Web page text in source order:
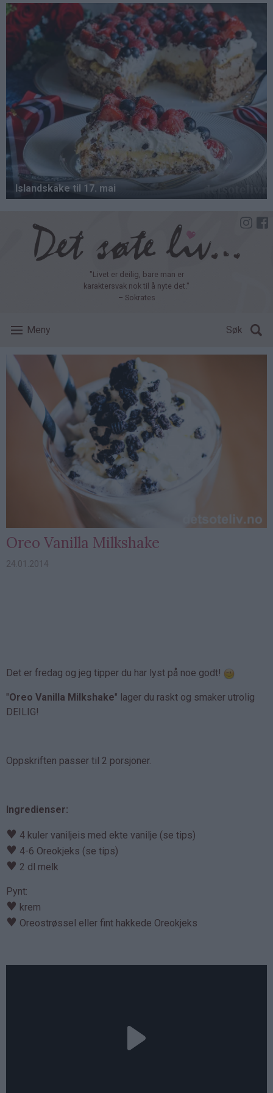
Hopp
hovedinnhold
"Livet er deilig, bare man er
karaktersvak nok til å nyte det."
– Sokrates
Meny Søk
Oreo Vanilla Milkshake
24.01.2014
Det er fredag og jeg tipper du har lyst på noe godt!
"Oreo Vanilla Milkshake" lager du raskt og smaker utrolig
DEILIG!
Oppskriften passer til 2 porsjoner.
Ingredienser:
♥ 4 kuler vaniljeis med ekte vanilje (se tips)
♥ 4-6 Oreokjeks (se tips)
♥ 2 dl melk
Pynt:
♥ krem
♥ Oreostrøssel eller fint hakkede Oreokjeks